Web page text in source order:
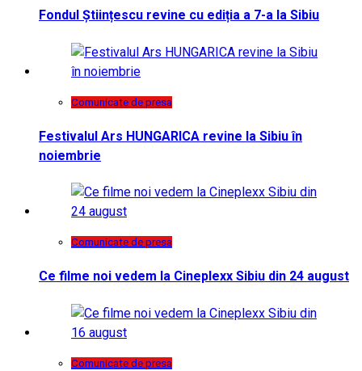
Fondul Științescu revine cu ediția a 7-a la Sibiu
Comunicate de presa
Festivalul Ars HUNGARICA revine la Sibiu în
noiembrie
Comunicate de presa
Ce filme noi vedem la Cineplexx Sibiu din 24 august
Comunicate de presa